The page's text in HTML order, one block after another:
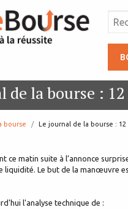
de la bourse :
bourse page:
Le journal de la bourse : 12
ce matin suite à l’annonce
liquidité. Le but de la manœuvre
l'analyse technique de :